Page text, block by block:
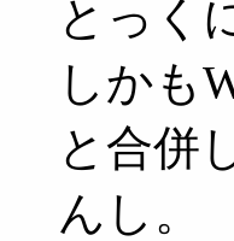
とっく
しかも
と合併
んし。